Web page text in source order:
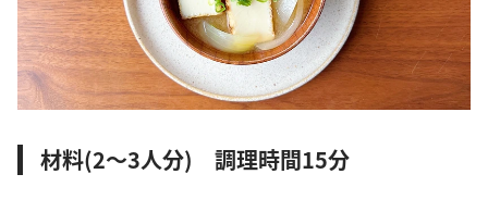
材料(2〜3人分) 調理時間15分